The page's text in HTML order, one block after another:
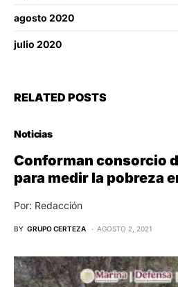
agosto 2020
julio 2020
RELATED POSTS
Noticias
Conforman consorcio
para medir la pobreza
Por: Redacción
BY GRUPO CERTEZA AGOSTO 2, 2021